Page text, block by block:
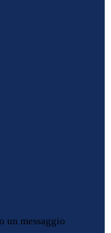
un messaggio